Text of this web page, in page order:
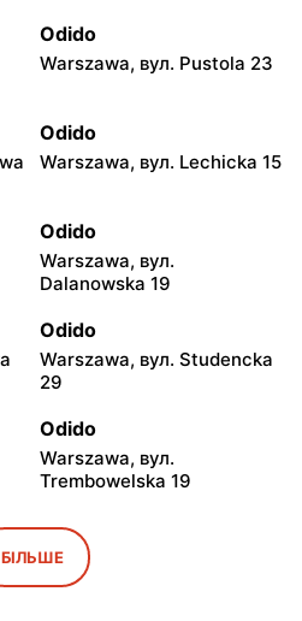
Odido
Warszawa, вул. Pustola 23
Odido
Warszawa, вул. Lechicka 15
Odido
Warszawa, вул.
Dalanowska 19
Odido
Warszawa, вул. Studencka
29
Odido
Warszawa, вул.
Trembowelska 19
Odido
Warszawa, вул. Safony 1
БІЛЬШЕ